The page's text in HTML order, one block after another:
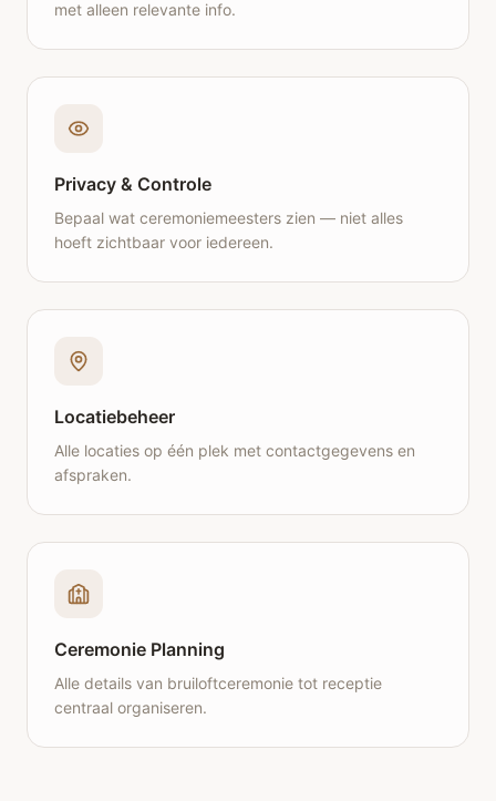
met alleen relevante info.
Privacy & Controle
Bepaal wat ceremoniemeesters zien — niet alles
hoeft zichtbaar voor iedereen.
Locatiebeheer
Alle locaties op één plek met contactgegevens en
afspraken.
Ceremonie Planning
Alle details van bruiloftceremonie tot receptie
centraal organiseren.